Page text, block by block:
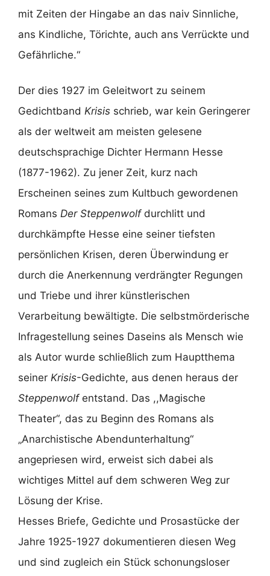
mit Zeiten der Hingabe an das naiv Sinnliche,
ans Kindliche, Törichte, auch ans Verrückte und
Gefährliche.“
Der dies 1927 im Geleitwort zu seinem
Gedichtband Krisis schrieb, war kein Geringerer
als der weltweit am meisten gelesene
deutschsprachige Dichter Hermann Hesse
(1877-1962). Zu jener Zeit, kurz nach
Erscheinen seines zum Kultbuch gewordenen
Romans Der Steppenwolfdurchlitt und
durchkämpfte Hesse eine seiner tiefsten
persönlichen Krisen, deren Überwindung er
durch die Anerkennung verdrängter Regungen
und Triebe und ihrer künstlerischen
Verarbeitung bewältigte. Die selbstmörderische
Infragestellung seines Daseins als Mensch wie
als Autor wurde schließlich zum Hauptthema
seiner Krisis-Gedichte, aus denen heraus der
Steppenwolfentstand. Das ,,Magische
Theater“, das zu Beginn des Romans als
„Anarchistische Abendunterhaltung“
angepriesen wird, erweist sich dabei als
wichtiges Mittel auf dem schweren Weg zur
Lösung der Krise.
Hesses Briefe, Gedichte und Prosastücke der
Jahre 1925-1927 dokumentieren diesen Weg
und sind zugleich ein Stück schonungsloser